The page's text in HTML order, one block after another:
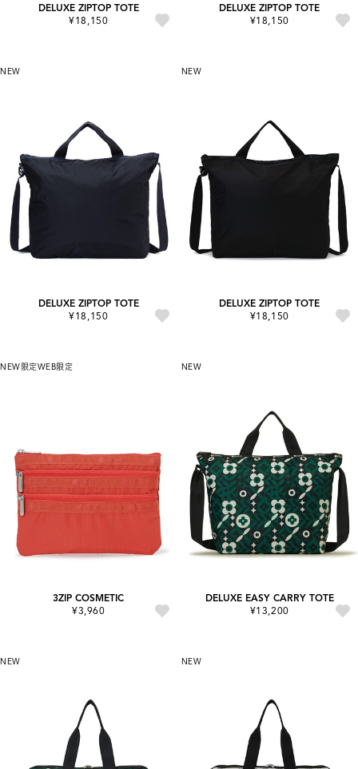
DELUXE ZIPTOP TOTE
¥18,150
DELUXE ZIPTOP TOTE
¥18,150
NEW
DELUXE ZIPTOP TOTE
¥18,150
NEW
DELUXE ZIPTOP TOTE
¥18,150
NEW 限定WEB限定
3ZIP COSMETIC
¥3,960
NEW
DELUXE EASY CARRY TOTE
¥13,200
NEW NEW